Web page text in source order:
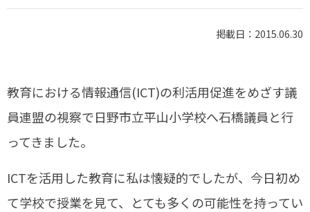
掲載日：2015.06.30
教育における情報通信(ICT)の利活用促進をめざす議
員連盟の視察で日野市立平山小学校へ石橋議員と行
ってきました。
ICTを活用した教育に私は懐疑的でしたが、今日初め
て学校で授業を見て、とても多くの可能性を持ってい